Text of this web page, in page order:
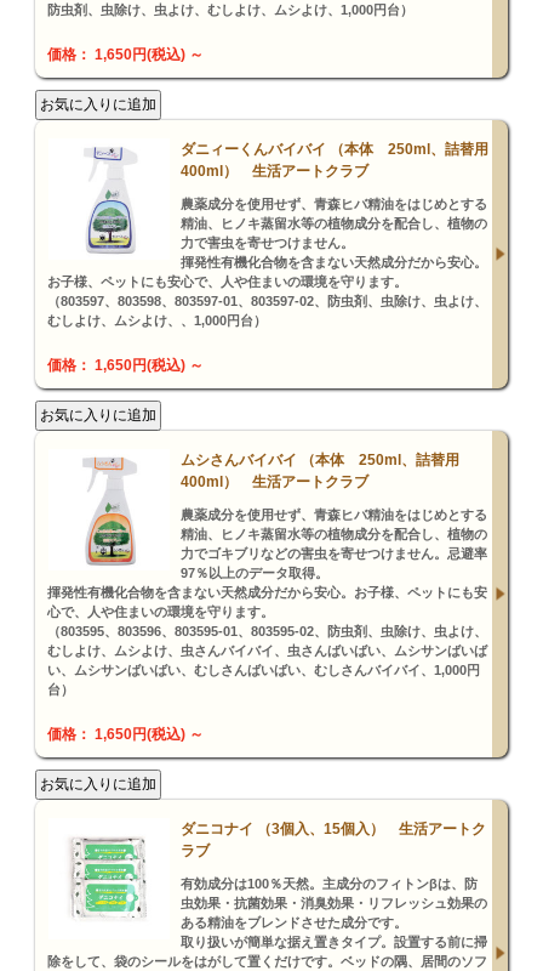
防虫剤、虫除け、虫よけ、むしよけ、ムシよけ、1,000円台）
価格： 1,650円(税込) ～
ダニィーくんバイバイ （本体 250ml、詰替用
400ml） 生活アートクラブ
農薬成分を使用せず、青森ヒバ精油をはじめとする
精油、ヒノキ蒸留水等の植物成分を配合し、植物の
力で害虫を寄せつけません。
揮発性有機化合物を含まない天然成分だから安心。
お子様、ペットにも安心で、人や住まいの環境を守ります。
（803597、803598、803597-01、803597-02、防虫剤、虫除け、虫よけ、
むしよけ、ムシよけ、、1,000円台）
価格： 1,650円(税込) ～
ムシさんバイバイ （本体 250ml、詰替用
400ml） 生活アートクラブ
農薬成分を使用せず、青森ヒバ精油をはじめとする
精油、ヒノキ蒸留水等の植物成分を配合し、植物の
力でゴキブリなどの害虫を寄せつけません。忌避率
97％以上のデータ取得。
揮発性有機化合物を含まない天然成分だから安心。お子様、ペットにも安
心で、人や住まいの環境を守ります。
（803595、803596、803595-01、803595-02、防虫剤、虫除け、虫よけ、
むしよけ、ムシよけ、虫さんバイバイ、虫さんばいばい、ムシサンばいば
い、ムシサンばいばい、むしさんばいばい、むしさんバイバイ、1,000円
台）
価格： 1,650円(税込) ～
ダニコナイ （3個入、15個入） 生活アートク
ラブ
有効成分は100％天然。主成分のフィトンβは、防
虫効果・抗菌効果・消臭効果・リフレッシュ効果の
ある精油をブレンドさせた成分です。
取り扱いが簡単な据え置きタイプ。設置する前に掃
除をして、袋のシールをはがして置くだけです。ベッドの隅、居間のソフ